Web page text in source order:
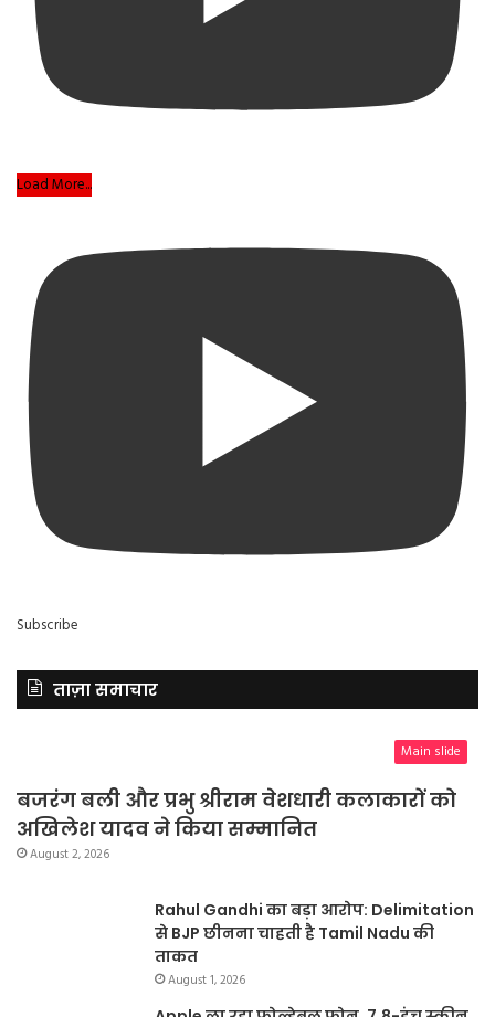
Load More...
Subscribe
ताज़ा समाचार
Main slide
बजरंग बली और प्रभु श्रीराम वेशधारी कलाकारों को
अखिलेश यादव ने किया सम्मानित
August 2, 2026
Rahul Gandhi का बड़ा आरोप: Delimitation
से BJP छीनना चाहती है Tamil Nadu की
ताकत
August 1, 2026